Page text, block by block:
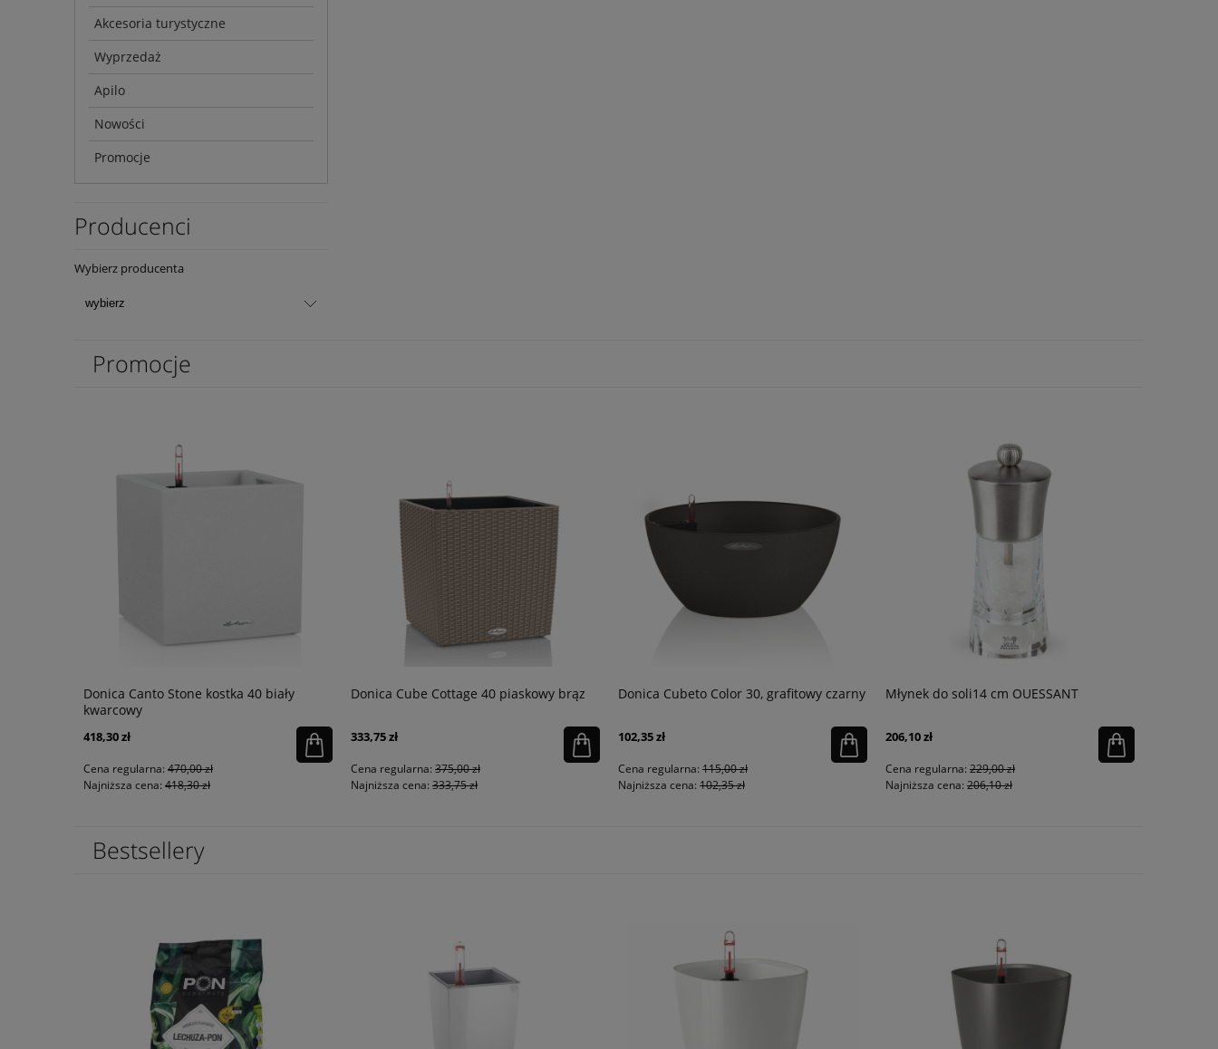
Akcesoria turystyczne
Wyprzedaż
Apilo
Nowości
Promocje
Producenci
Wybierz producenta
Promocje
Donica Canto Stone kostka 40 biały
kwarcowy
418,30 zł
Cena regularna: 470,00 zł
Najniższa cena: 418,30 zł
Donica Cube Cottage 40 piaskowy brąz
333,75 zł
Cena regularna: 375,00 zł
Najniższa cena: 333,75 zł
Donica Cubeto Color 30, grafitowy czarny
102,35 zł
Cena regularna: 115,00 zł
Najniższa cena: 102,35 zł
Młynek do soli14 cm OUESSANT
206,10 zł
Cena regularna: 229,00 zł
Najniższa cena: 206,10 zł
Bestsellery